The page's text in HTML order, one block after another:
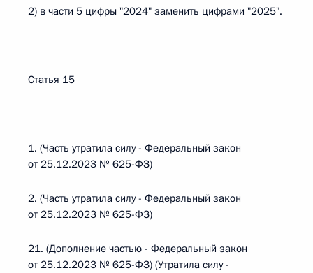
2) в части 5 цифры "2024" заменить цифрами "2025".
Статья 15
1. (Часть утратила силу - Федеральный закон
от 25.12.2023 № 625-ФЗ)
2. (Часть утратила силу - Федеральный закон
от 25.12.2023 № 625-ФЗ)
21. (Дополнение частью - Федеральный закон
от 25.12.2023 № 625-ФЗ) (Утратила силу -